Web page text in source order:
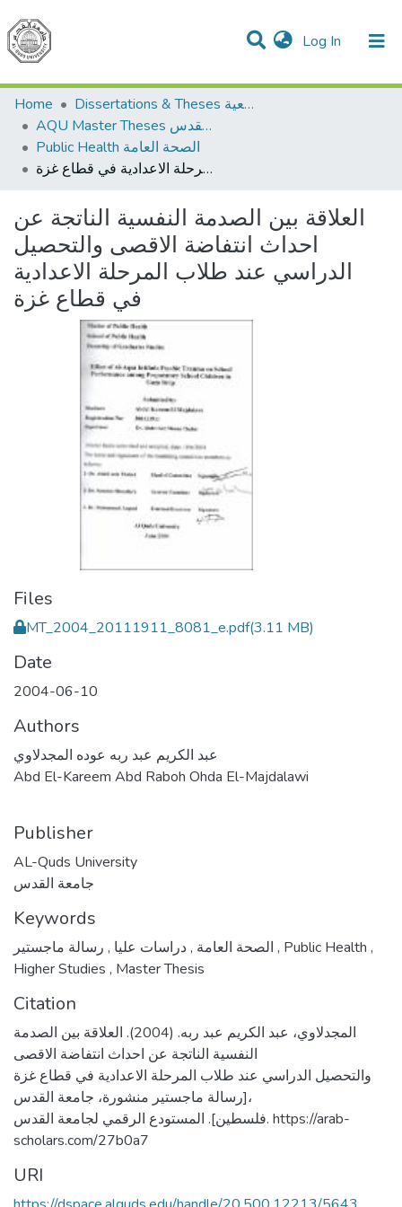
Log In (current)
Communities & Collections
All of DSpace
Home
Dissertations & Theses الرسائل الجامعية
AQU Master Theses الرسائل الجامعية الخاصة بجامعة القدس
Public Health الصحة العامة
العلاقة بين الصدمة النفسية الناتجة عن احداث انتفاضة الاقصى والتحصيل الدراسي عند طلاب المرحلة الاعدادية في قطاع غزة
العلاقة بين الصدمة النفسية الناتجة عن
احداث انتفاضة الاقصى والتحصيل
الدراسي عند طلاب المرحلة الاعدادية
في قطاع غزة
Files
MT_2004_20111911_8081_e.pdf(3.11 MB)
Date
2004-06-10
Authors
عبد الكريم عبد ربه عوده المجدلاوي
Abd El-Kareem Abd Raboh Ohda El-Majdalawi
Publisher
AL-Quds University
جامعة القدس
Keywords
الصحة العامة ,دراسات عليا , , Public Health ,
Higher Studies , Master Thesis
Citation
المجدلاوي، عبد الكريم عبد ربه. (2004). العلاقة بين الصدمة
النفسية الناتجة عن احداث انتفاضة الاقصى
والتحصيل الدراسي عند طلاب المرحلة الاعدادية في قطاع غزة
[رسالة ماجستير منشورة، جامعة القدس،
فلسطين]. المستودع الرقمي لجامعة القدس. https://arab-
scholars.com/27b0a7
URI